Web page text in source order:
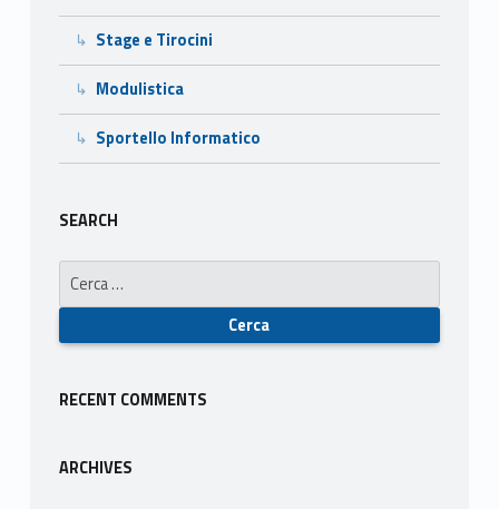
Stage e Tirocini
Modulistica
Sportello Informatico
SEARCH
Ricerca per:
RECENT COMMENTS
ARCHIVES